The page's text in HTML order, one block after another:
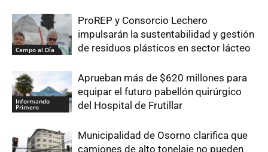
Campo al Día
ProREP y Consorcio Lechero
impulsarán la sustentabilidad y gestión
de residuos plásticos en sector lácteo
Informando
Primero
Aprueban más de $620 millones para
equipar el futuro pabellón quirúrgico
del Hospital de Frutillar
Municipalidad de Osorno clarifica que
camiones de alto tonelaje no pueden